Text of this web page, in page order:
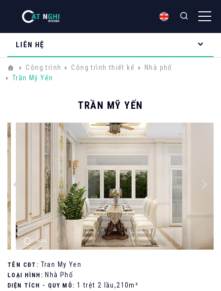
LIÊN HỆ
Công trình Công trình thiết kế
Nhà phố
Trần Mỹ Yến
TRẦN MỸ YẾN
TÊN CĐT: Tran My Yen
LOẠI HÌNH: Nhà Phố
DIỆN TÍCH - QUY MÔ: 1 trệt 2 lầu,210m²